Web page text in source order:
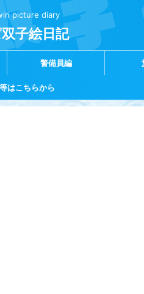
picture diary
子絵日記
警備員編
はこちらから